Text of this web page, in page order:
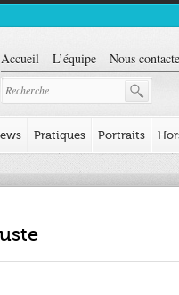
Accueil L’équipe Nous
Pratiques Portraits